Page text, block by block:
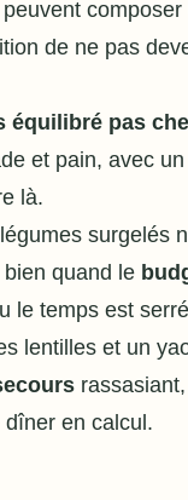
composer
de ne pas
équilibré pas
et pain, avec
là.
surgelés
quand le
le temps est
lentilles et un
en calcul.